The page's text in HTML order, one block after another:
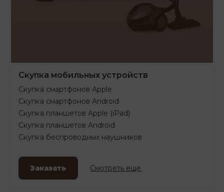
Скупка мобильных устройств
Скупка смартфонов Apple
Скупка смартфонов Android
Скупка планшетов Apple (iPad)
Скупка планшетов Android
Скупка беспроводных наушников
Заказать Смотреть еще